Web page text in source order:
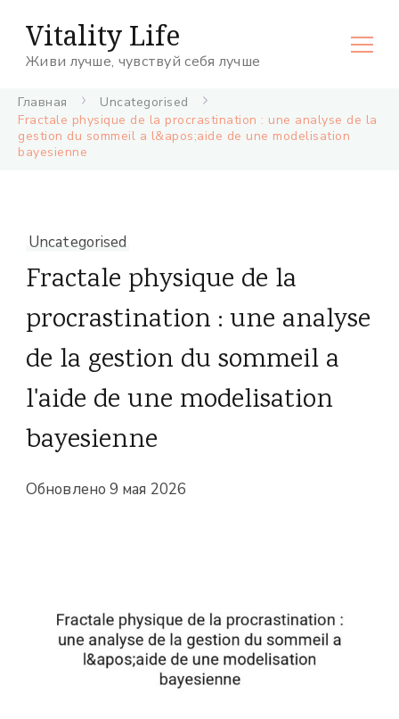
Vitality Life
Живи лучше, чувствуй себя лучше
Главная
Uncategorised
Fractale physique de la procrastination : une analyse de la
gestion du sommeil a l&apos;aide de une modelisation
bayesienne
Uncategorised
Fractale physique de la
procrastination : une analyse
de la gestion du sommeil a
l'aide de une modelisation
bayesienne
Обновлено 9 мая 2026